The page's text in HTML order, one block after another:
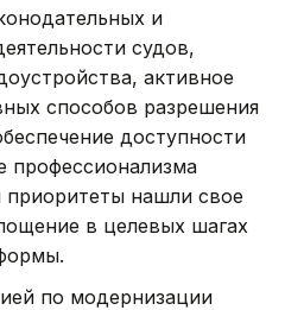
и
судов,
активное
способов разрешения
доступности
профессионализма
приоритеты нашли свое
в целевых шагах
по модернизации